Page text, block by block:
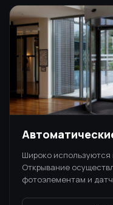
Широко используются
Открывание
фотоэлементам и